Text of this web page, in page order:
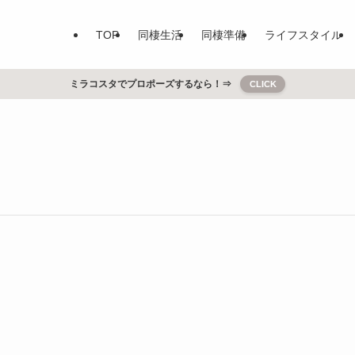
TOP 同棲生活 同棲準備 ライフスタイル
ミラコスタでプロポーズするなら！⇒ CLICK